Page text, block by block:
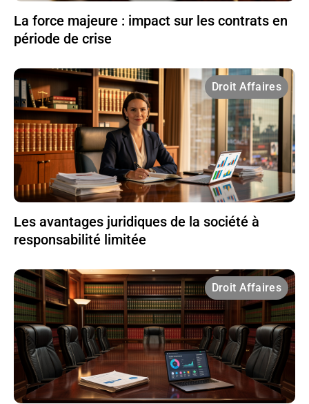
La force majeure : impact sur les contrats en
période de crise
Droit Affaires
Les avantages juridiques de la société à
responsabilité limitée
Droit Affaires